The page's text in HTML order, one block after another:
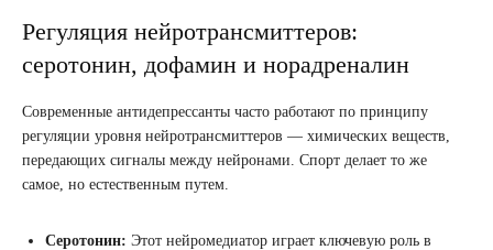
Регуляция нейротрансмиттеров:
серотонин, дофамин и норадреналин
Современные антидепрессанты часто работают по принципу
регуляции уровня нейротрансмиттеров — химических веществ,
передающих сигналы между нейронами. Спорт делает то же
самое, но естественным путем.
Серотонин: Этот нейромедиатор играет ключевую роль в